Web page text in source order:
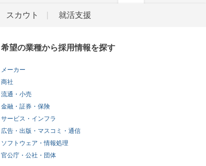
スカウト 就活支援
希望の業種から採用情報を探す
メーカー
商社
流通・小売
金融・証券・保険
サービス・インフラ
広告・出版・マスコミ・通信
ソフトウェア・情報処理
官公庁・公社・団体